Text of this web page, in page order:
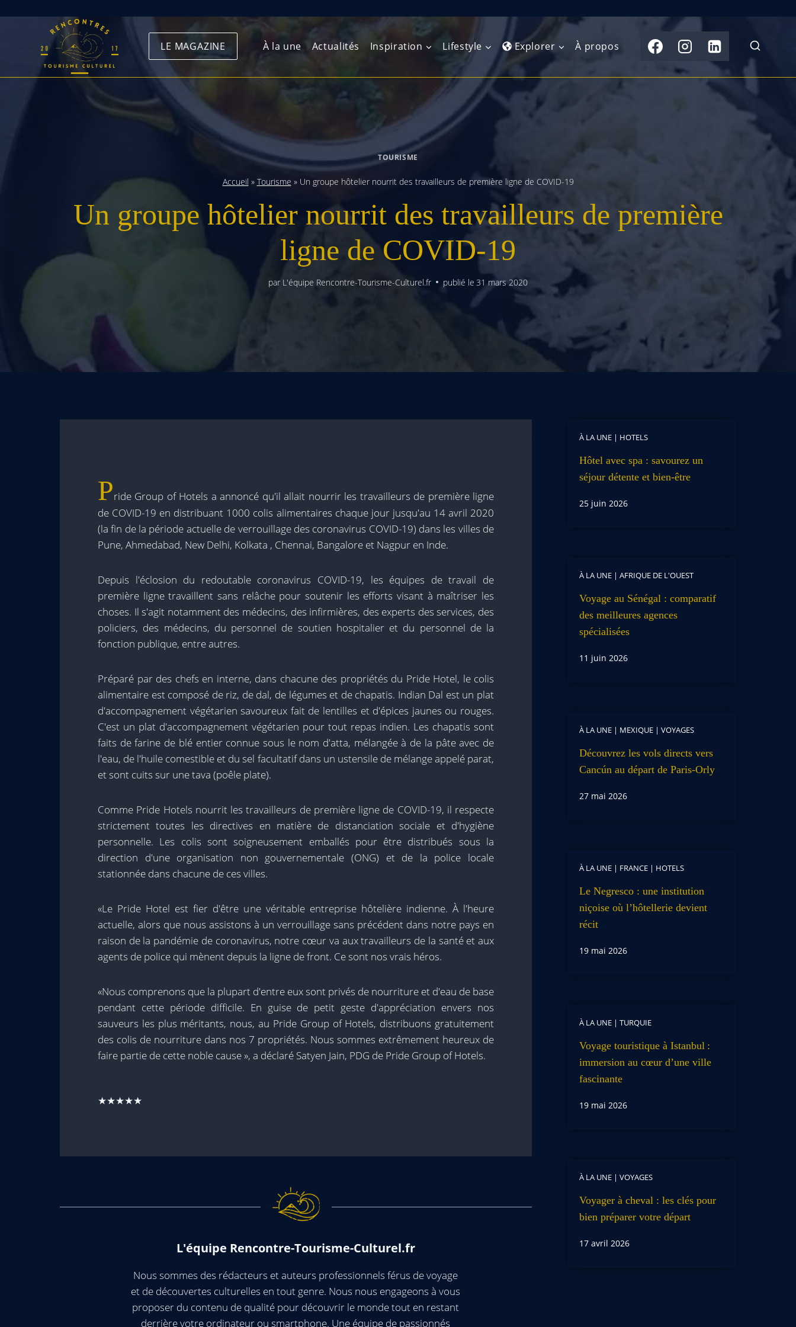
LE MAGAZINE À la une Actualités Inspiration Lifestyle Explorer
Europe de l’Ouest
Europe du Nord
Europe centrale
Balkans
Amérique du Nord
Amérique centrale
Afrique du Nord
Afrique de l’Est
Afrique australe Asie du Sud-Est
Extrême-Orient
À propos
TOURISME
Accueil » Tourisme » Un groupe hôtelier nourrit des travailleurs de première ligne de COVID-19
Un groupe hôtelier nourrit des travailleurs de première
ligne de COVID-19
par L'équipe Rencontre-Tourisme-Culturel.fr publié le 31 mars 2020
Pride Group of Hotels a annoncé qu'il allait nourrir les travailleurs de première ligne
de COVID-19 en distribuant 1000 colis alimentaires chaque jour jusqu'au 14 avril 2020
(la fin de la période actuelle de verrouillage des coronavirus COVID-19) dans les villes de
Pune, Ahmedabad, New Delhi, Kolkata , Chennai, Bangalore et Nagpur en Inde.
Depuis l'éclosion du redoutable coronavirus COVID-19, les équipes de travail de
première ligne travaillent sans relâche pour soutenir les efforts visant à maîtriser les
choses. Il s'agit notamment des médecins, des infirmières, des experts des services, des
policiers, des médecins, du personnel de soutien hospitalier et du personnel de la
fonction publique, entre autres.
Préparé par des chefs en interne, dans chacune des propriétés du Pride Hotel, le colis
alimentaire est composé de riz, de dal, de légumes et de chapatis. Indian Dal est un plat
d'accompagnement végétarien savoureux fait de lentilles et d'épices jaunes ou rouges.
C'est un plat d'accompagnement végétarien pour tout repas indien. Les chapatis sont
faits de farine de blé entier connue sous le nom d'atta, mélangée à de la pâte avec de
l'eau, de l'huile comestible et du sel facultatif dans un ustensile de mélange appelé parat,
et sont cuits sur une tava (poêle plate).
Comme Pride Hotels nourrit les travailleurs de première ligne de COVID-19, il respecte
strictement toutes les directives en matière de distanciation sociale et d'hygiène
personnelle. Les colis sont soigneusement emballés pour être distribués sous la
direction d'une organisation non gouvernementale (ONG) et de la police locale
stationnée dans chacune de ces villes.
«Le Pride Hotel est fier d'être une véritable entreprise hôtelière indienne. À l'heure
actuelle, alors que nous assistons à un verrouillage sans précédent dans notre pays en
raison de la pandémie de coronavirus, notre cœur va aux travailleurs de la santé et aux
agents de police qui mènent depuis la ligne de front. Ce sont nos vrais héros.
«Nous comprenons que la plupart d'entre eux sont privés de nourriture et d'eau de base
pendant cette période difficile. En guise de petit geste d'appréciation envers nos
sauveurs les plus méritants, nous, au Pride Group of Hotels, distribuons gratuitement
des colis de nourriture dans nos 7 propriétés. Nous sommes extrêmement heureux de
faire partie de cette noble cause », a déclaré Satyen Jain, PDG de Pride Group of Hotels.
★★★★★
L'équipe Rencontre-Tourisme-Culturel.fr
Nous sommes des rédacteurs et auteurs professionnels férus de voyage
et de découvertes culturelles en tout genre. Nous nous engageons à vous
proposer du contenu de qualité pour découvrir le monde tout en restant
derrière votre ordinateur ou smartphone. Une équipe de passionnés
À LA UNE| HOTELS
Hôtel avec spa : savourez un
séjour détente et bien-être
25 juin 2026
À LA UNE| AFRIQUE DE L'OUEST
Voyage au Sénégal : comparatif
des meilleures agences
spécialisées
11 juin 2026
À LA UNE| MEXIQUE| VOYAGES
Découvrez les vols directs vers
Cancún au départ de Paris-Orly
27 mai 2026
À LA UNE| FRANCE| HOTELS
Le Negresco : une institution
niçoise où l’hôtellerie devient
récit
19 mai 2026
À LA UNE| TURQUIE
Voyage touristique à Istanbul :
immersion au cœur d’une ville
fascinante
19 mai 2026
À LA UNE| VOYAGES
Voyager à cheval : les clés pour
bien préparer votre départ
17 avril 2026